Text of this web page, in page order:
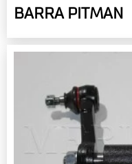
BARRA PITMAN